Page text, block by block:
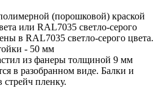
(порошковой) краской
или RAL7035 светло-серого
в RAL7035 светло-серого цвета.
- 50 мм
из фанеры толщиной 9 мм
в разобранном виде. Балки и
пленку.